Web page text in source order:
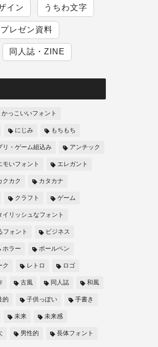
イン うちわ文字
プレゼン資料
同人誌・ZINE
かっこいいフォント
にじみ もちもち
リ・ゲーム組込み アンチック
モいフォント エレガント
クカク カタカナ
クラフト ゲーム
イリッシュなフォント
フォント ビジネス
ホラー ボールペン
ク レトロ ロゴ
古風 同人誌 和風
的 子供っぽい 手書き
未来 未来感
男性的 長体フォント